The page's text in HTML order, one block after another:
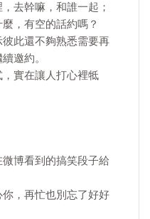
去幹嘛，和誰一起；
，有空的話約嗎？
此還不夠熟悉需要再
邀約。
實在讓人打心裡牴
博看到的搞笑段子給
，再忙也別忘了好好